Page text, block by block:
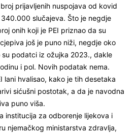
broj prijavljenih nuspojava od kovid
slučajeva. Što je negdje
onih koji je PEI priznao da su
još je puno niži, negdje oko
podatci iz ožujka 2023., dakle
i pol. Novih podatak nema.
lani hvalisao, kako je tih desetaka
sićušni postotak, a da je navodna
puno viša.
institucija za odborenje lijekova i
njemačkog ministarstva zdravlja,